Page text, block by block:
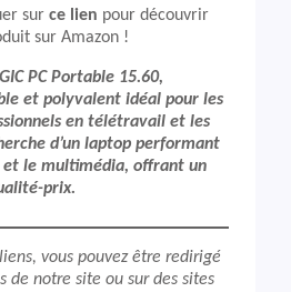
sur ce lien pour découvrir
sur Amazon !
PC Portable 15.60,
et polyvalent idéal pour les
en télétravail et les
d’un laptop performant
et le multimédia, offrant un
prix.
vous pouvez être redirigé
de notre site ou sur des sites